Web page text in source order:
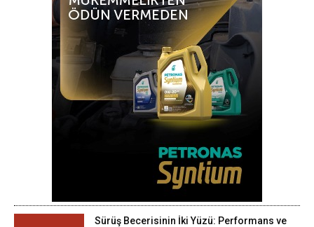
Sürüş Becerisinin İki Yüzü: Performans ve